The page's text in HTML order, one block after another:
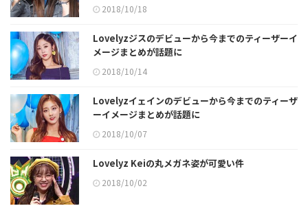
2018/10/18
Lovelyzジスのデビューから今までのティーザーイ
メージまとめが話題に
2018/10/14
Lovelyzイェインのデビューから今までのティーザ
ーイメージまとめが話題に
2018/10/07
Lovelyz Keiの丸メガネ姿が可愛い件
2018/10/02